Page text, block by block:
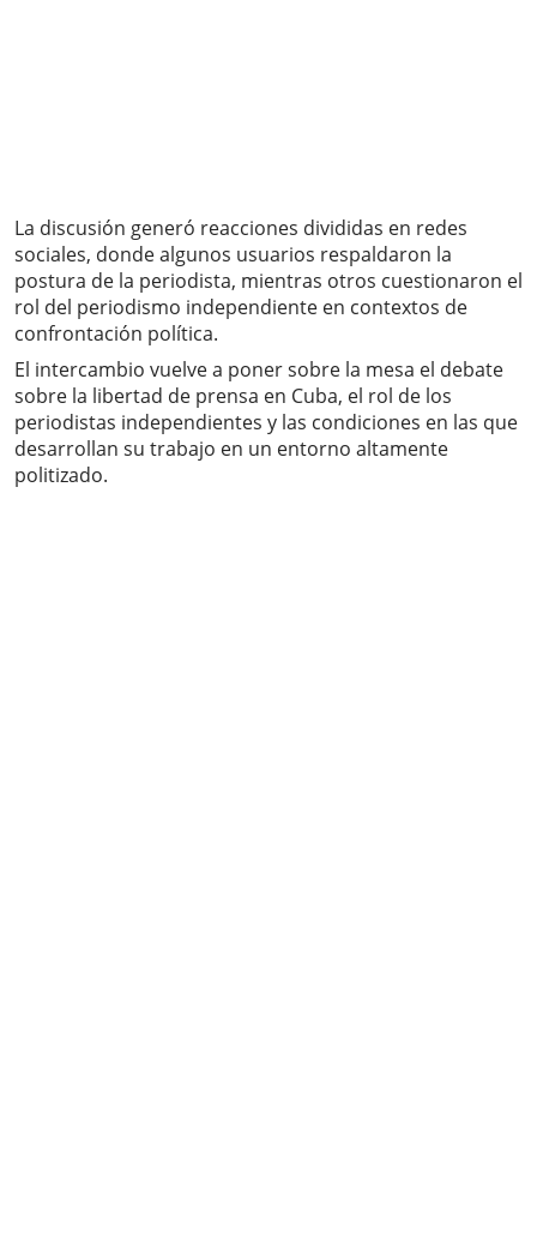
La discusión generó reacciones divididas en redes
sociales, donde algunos usuarios respaldaron la
postura de la periodista, mientras otros cuestionaron el
rol del periodismo independiente en contextos de
confrontación política.
El intercambio vuelve a poner sobre la mesa el debate
sobre la libertad de prensa en Cuba, el rol de los
periodistas independientes y las condiciones en las que
desarrollan su trabajo en un entorno altamente
politizado.